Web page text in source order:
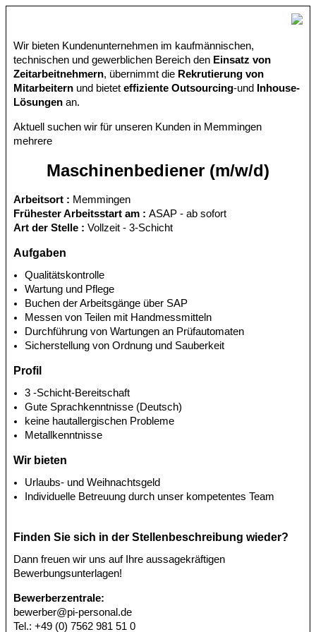
Wir bieten Kundenunternehmen im kaufmännischen,
technischen und gewerblichen Bereich den Einsatz von
Zeitarbeitnehmern, übernimmt die Rekrutierung von
Mitarbeitern und bietet effiziente Outsourcing-und
Inhouse-
Lösungen an.
Aktuell suchen wir für unseren Kunden in Memmingen
mehrere
Maschinenbediener (m/w/d)
Arbeitsort : Memmingen
Frühester Arbeitsstart am : ASAP - ab sofort
Art der Stelle : Vollzeit - 3-Schicht
Aufgaben
Qualitätskontrolle
Wartung und Pflege
Buchen der Arbeitsgänge über SAP
Messen von Teilen mit Handmessmitteln
Durchführung von Wartungen an Prüfautomaten
Sicherstellung von Ordnung und Sauberkeit
Profil
3 -Schicht-Bereitschaft
Gute Sprachkenntnisse (Deutsch)
keine hautallergischen Probleme
Metallkenntnisse
Wir bieten
Urlaubs- und Weihnachtsgeld
Individuelle Betreuung durch unser kompetentes Team
Finden Sie sich in der Stellenbeschreibung wieder?
Dann freuen wir uns auf Ihre aussagekräftigen
Bewerbungsunterlagen!
Bewerberzentrale:
bewerber@pi-personal.de
Tel.: +49 (0) 7562 981 51 0